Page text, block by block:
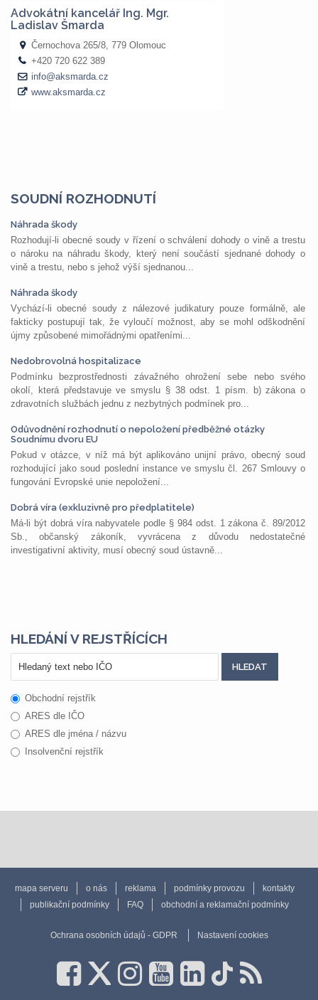
SOUDNÍ ROZHODNUTÍ
Náhrada škody
Rozhodují-li obecné soudy v řízení o schválení dohody o vině a trestu
o nároku na náhradu škody, který není součástí sjednané dohody o
vině a trestu, nebo s jehož výší sjednanou...
Náhrada škody
Vychází-li obecné soudy z nálezové judikatury pouze formálně, ale
fakticky postupují tak, že vyloučí možnost, aby se mohl odškodnění
újmy způsobené mimořádnými opatřeními...
Nedobrovolná hospitalizace
Podmínku bezprostřednosti závažného ohrožení sebe nebo svého
okolí, která představuje ve smyslu § 38 odst. 1 písm. b) zákona o
zdravotních službách jednu z nezbytných podmínek pro...
Odůvodnění rozhodnutí o nepoložení předběžné otázky
Soudnímu dvoru EU
Pokud v otázce, v níž má být aplikováno unijní právo, obecný soud
rozhodující jako soud poslední instance ve smyslu čl. 267 Smlouvy o
fungování Evropské unie nepoložení...
Dobrá víra (exkluzivně pro předplatitele)
Má-li být dobrá víra nabyvatele podle § 984 odst. 1 zákona č. 89/2012
Sb., občanský zákoník, vyvrácena z důvodu nedostatečné
investigativní aktivity, musí obecný soud ústavně...
HLEDÁNÍ V REJSTŘÍCÍCH
Obchodní rejstřík
ARES dle IČO
ARES dle jména / názvu
Insolvenční rejstřík
mapa serveru o nás reklama podmínky provozu
kontakty
publikační podmínky
FAQ obchodní a reklamační podmínky
Ochrana osobních údajů - GDPR Nastavení cookies